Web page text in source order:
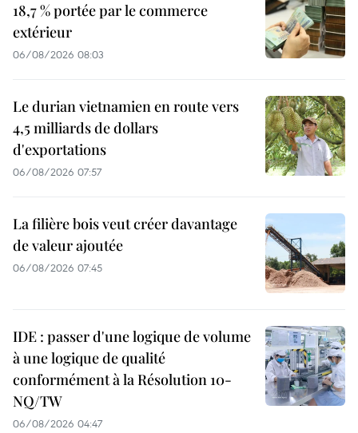
18,7 % portée par le commerce
extérieur
06/08/2026 08:03
Le durian vietnamien en route vers
4,5 milliards de dollars
d'exportations
06/08/2026 07:57
La filière bois veut créer davantage
de valeur ajoutée
06/08/2026 07:45
IDE : passer d'une logique de volume
à une logique de qualité
conformément à la Résolution 10-
NQ/TW
06/08/2026 04:47